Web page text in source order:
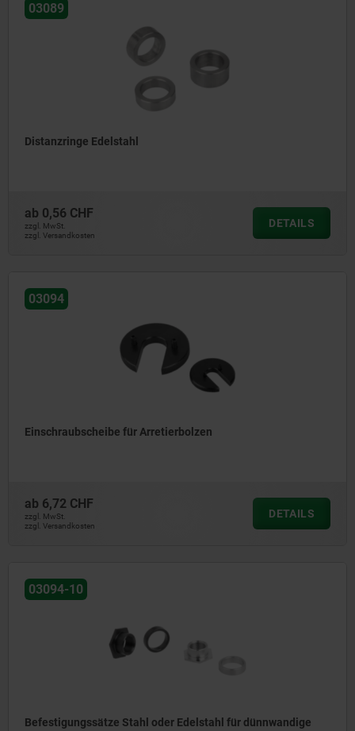
03089
Distanzringe Edelstahl
ab 0,56 CHF
zzgl. MwSt.
zzgl. Versandkosten
DETAILS
03094
Einschraubscheibe für Arretierbolzen
ab 6,72 CHF
zzgl. MwSt.
zzgl. Versandkosten
DETAILS
03094-10
Befestigungssätze Stahl oder Edelstahl für dünnwandige